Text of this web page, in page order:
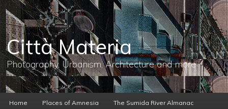
メ
イ
ン
コ
ン
テ
ン
へ
移
動
Città Materia
Photography, Urbanism, Architecture and more
Home Places of Amnesia The Sumida River Almanac